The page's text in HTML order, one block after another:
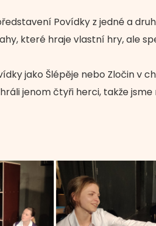
Povídky z jedné a
které hraje vlastní hry, ale
jako Šlépěje nebo Zločin v
jenom čtyři herci, takže